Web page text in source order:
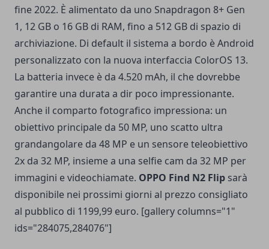
fine 2022. È alimentato da uno Snapdragon 8+ Gen
1, 12 GB o 16 GB di RAM, fino a 512 GB di spazio di
archiviazione. Di default il sistema a bordo è Android
personalizzato con la nuova interfaccia ColorOS 13.
La batteria invece è da 4.520 mAh, il che dovrebbe
garantire una durata a dir poco impressionante.
Anche il comparto fotografico impressiona: un
obiettivo principale da 50 MP, uno scatto ultra
grandangolare da 48 MP e un sensore teleobiettivo
2x da 32 MP, insieme a una selfie cam da 32 MP per
immagini e videochiamate. OPPO Find N2 Flip sarà
disponibile nei prossimi giorni al prezzo consigliato
al pubblico di 1199,99 euro. [gallery columns="1"
ids="284075,284076"]